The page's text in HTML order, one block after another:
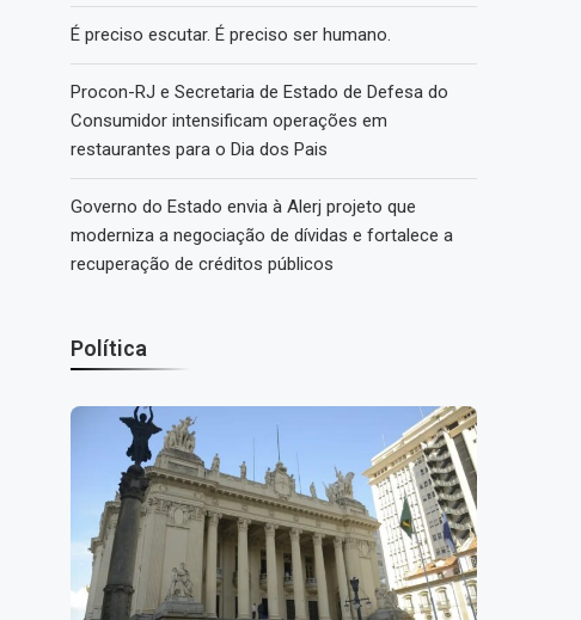
É preciso escutar. É preciso ser humano.
Procon-RJ e Secretaria de Estado de Defesa do
Consumidor intensificam operações em
restaurantes para o Dia dos Pais
Governo do Estado envia à Alerj projeto que
moderniza a negociação de dívidas e fortalece a
recuperação de créditos públicos
Política